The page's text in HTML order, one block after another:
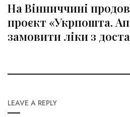
На Вінниччині
проєкт «Укрпошта.
замовити ліки з
LEAVE A REPLY